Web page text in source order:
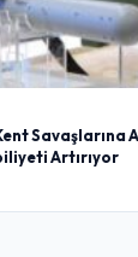
Savaşlarına
Artırıyor